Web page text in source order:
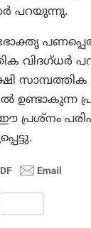
പറയുന്നു.
വിദഗ്ധർ
സാമ്പത്തിക
പ്രശ്നം